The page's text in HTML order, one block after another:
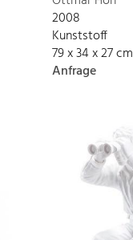
2008
Kunststoff
79 x 34 x 27 cm
Anfrage